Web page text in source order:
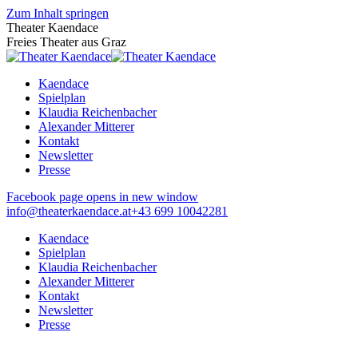
Zum Inhalt springen
Theater Kaendace
Freies Theater aus Graz
Kaendace
Spielplan
Klaudia Reichenbacher
Alexander Mitterer
Kontakt
Newsletter
Presse
Facebook page opens in new window
info@theaterkaendace.at‭+43 699 10042281‬
Kaendace
Spielplan
Klaudia Reichenbacher
Alexander Mitterer
Kontakt
Newsletter
Presse